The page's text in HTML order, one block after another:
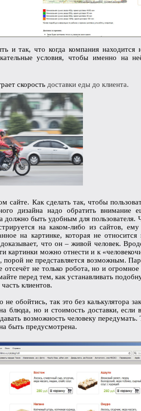
и так, что когда компания находится
условия, чтобы именно на
скорость доставки еды до клиента.
сайте. Как сделать так, чтобы
дизайна надо обратить
должно быть удобным для пользователя.
на каком-либо из сайтов,
на картинке, которая не
доказывает, что он – живой человек.
картинки можно отнести и к
порой не представляется возможным.
отсечёт не только робота, но и
перед тем, как устанавливать
клиентов.
не обойтись, так это без калькулятора
блюда, но и стоимость доставки, если
возможность человеку
быть предусмотрена.